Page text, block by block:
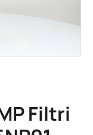
Filtri